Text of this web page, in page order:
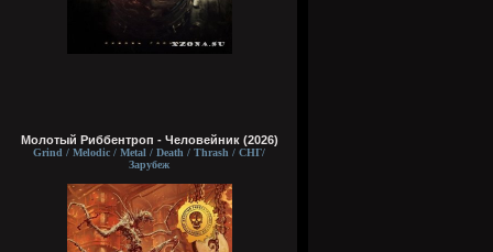
Молотый Риббентроп - Человейник (2026)
Grind / Melodic / Metal / Death / Thrash / СНГ/
Зарубеж